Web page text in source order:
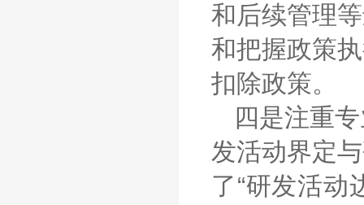
和后续管理
和把握政策
扣除政策。
四是注重
发活动界定
了“研发活动